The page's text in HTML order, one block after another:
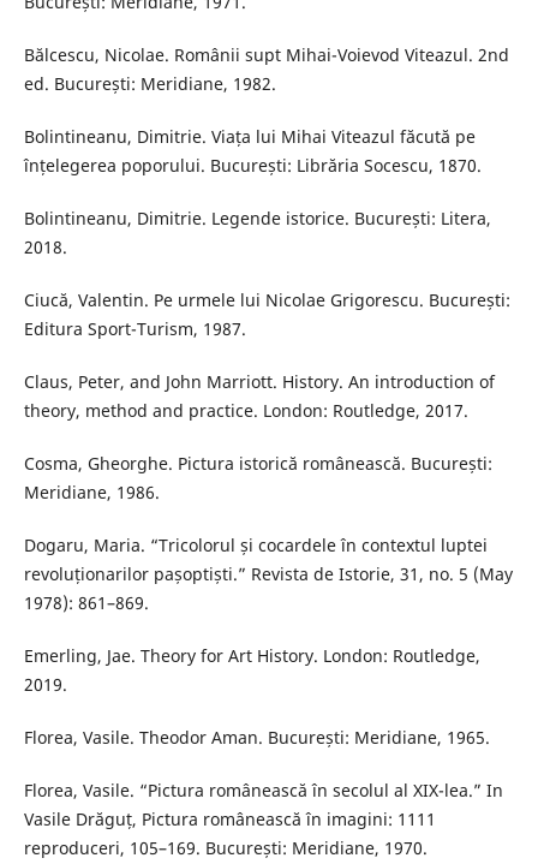
Bălcescu, Nicolae. Românii supt Mihai-Voievod Viteazul. 2nd
ed. București: Meridiane, 1982.
Bolintineanu, Dimitrie. Viața lui Mihai Viteazul făcută pe
înțelegerea poporului. București: Librăria Socescu, 1870.
Bolintineanu, Dimitrie. Legende istorice. București: Litera,
2018.
Ciucă, Valentin. Pe urmele lui Nicolae Grigorescu. București:
Editura Sport-Turism, 1987.
Claus, Peter, and John Marriott. History. An introduction of
theory, method and practice. London: Routledge, 2017.
Cosma, Gheorghe. Pictura istorică românească. București:
Meridiane, 1986.
Dogaru, Maria. “Tricolorul și cocardele în contextul luptei
revoluționarilor pașoptiști.” Revista de Istorie, 31, no. 5 (May
1978): 861–869.
Emerling, Jae. Theory for Art History. London: Routledge,
2019.
Florea, Vasile. Theodor Aman. București: Meridiane, 1965.
Florea, Vasile. “Pictura românească în secolul al XIX-lea.” In
Vasile Drăguț, Pictura românească în imagini: 1111
reproduceri, 105–169. București: Meridiane, 1970.